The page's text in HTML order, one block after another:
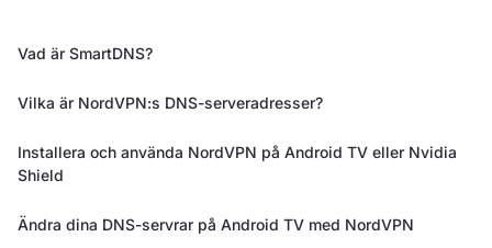
Vad är SmartDNS?
Vilka är NordVPN:s DNS-serveradresser?
Installera och använda NordVPN på Android TV eller Nvidia
Shield
Ändra dina DNS-servrar på Android TV med NordVPN